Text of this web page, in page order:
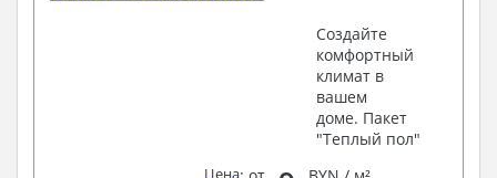
Создайте
комфортный
климат в
вашем
доме. Пакет
"Теплый пол"
Цена